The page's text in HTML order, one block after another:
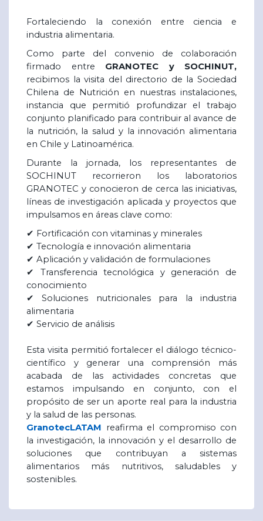
Fortaleciendo la conexión entre ciencia e
industria alimentaria.
Como parte del convenio de colaboración
firmado entre GRANOTEC y SOCHINUT,
recibimos la visita del directorio de la Sociedad
Chilena de Nutrición en nuestras instalaciones,
instancia que permitió profundizar el trabajo
conjunto planificado para contribuir al avance de
la nutrición, la salud y la innovación alimentaria
en Chile y Latinoamérica.
Durante la jornada, los representantes de
SOCHINUT recorrieron los laboratorios
GRANOTEC y conocieron de cerca las iniciativas,
líneas de investigación aplicada y proyectos que
impulsamos en áreas clave como:
✔ Fortificación con vitaminas y minerales
✔ Tecnología e innovación alimentaria
✔ Aplicación y validación de formulaciones
✔
Transferencia tecnológica y generación de
conocimiento
✔
Soluciones nutricionales para la industria
alimentaria
✔ Servicio de análisis
Esta visita permitió fortalecer el diálogo técnico-
científico y generar una comprensión más
acabada de las actividades concretas que
estamos impulsando en conjunto, con el
propósito de ser un aporte real para la industria
y la salud de las personas.
GranotecLATAM reafirma el compromiso con
la investigación, la innovación y el desarrollo de
soluciones que contribuyan a sistemas
alimentarios más nutritivos, saludables y
sostenibles.